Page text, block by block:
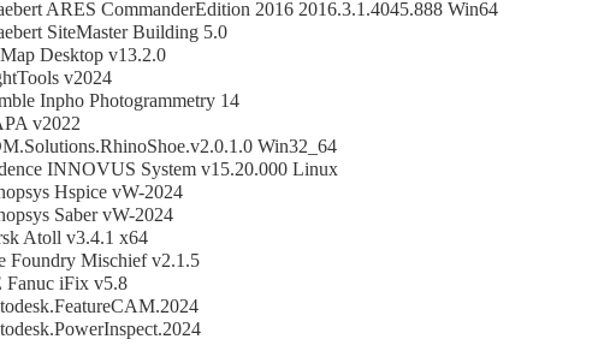
ARES CommanderEdition 2016 2016.3.1.4045.888 Win64
SiteMaster Building 5.0
Desktop v13.2.0
v2024
Inpho Photogrammetry 14
v2022
Win32_64
INNOVUS System v15.20.000 Linux
Hspice vW-2024
Saber vW-2024
Atoll v3.4.1 x64
Foundry Mischief v2.1.5
Fanuc iFix v5.8